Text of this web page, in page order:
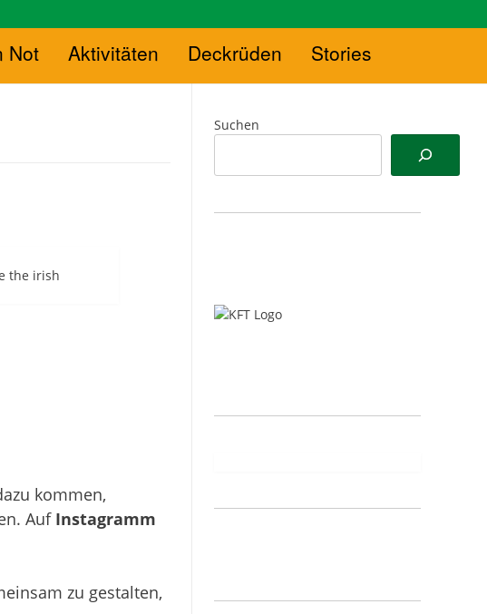
Not Aktivitäten Deckrüden Stories
the irish
kommen,
Auf Instagramm
zu gestalten,
Suchen